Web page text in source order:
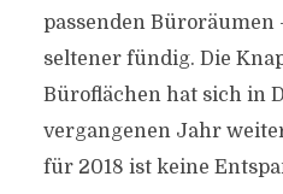
passenden
seltener fündig. Die
Büroflächen hat sich in
vergangenen Jahr
für 2018 ist keine